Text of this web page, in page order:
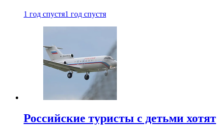
1 год спустя1 год спустя
Российские туристы с детьми хотят